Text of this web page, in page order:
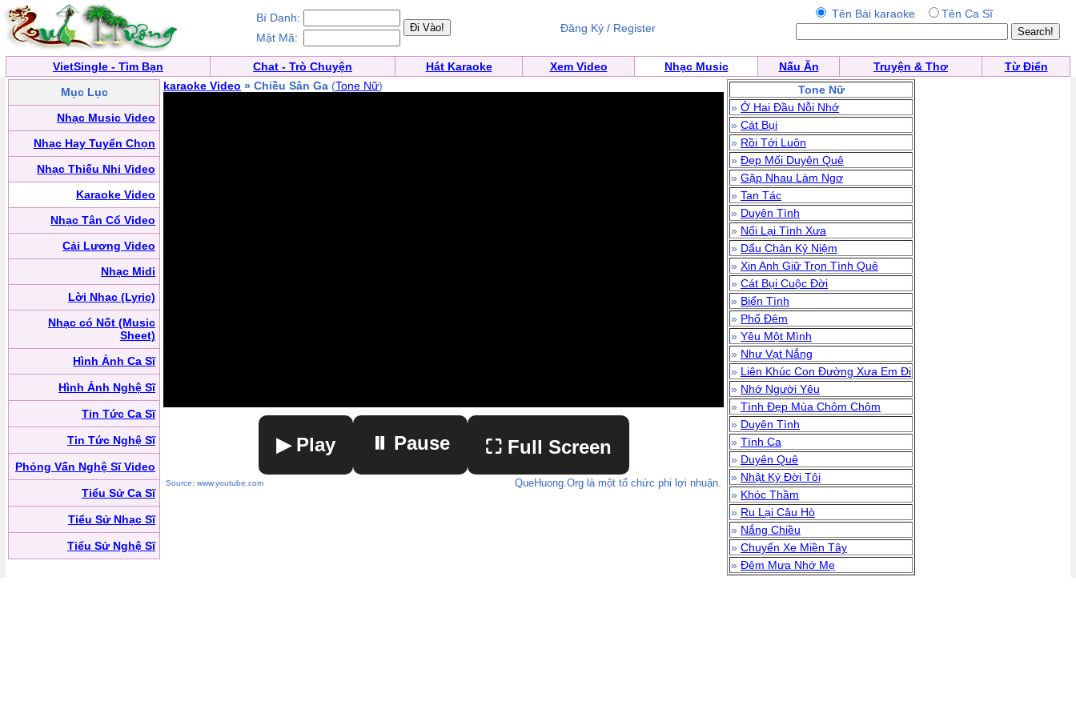
Bí Danh:
Mật Mã:
Đăng Ký / Register
Tên Bài karaoke Tên Ca Sĩ
VietSingle - Tìm Bạn Chat - Trò Chuyện Hát Karaoke Xem Video Nhạc Music Nấu Ăn Truyện & Thơ
Từ Điển
Mục Lục
Nhạc Music Video
Nhạc Hay Tuyển Chọn
Nhạc Thiếu Nhi Video
Karaoke Video
Nhạc Tân Cổ Video
Cải Lương Video
Nhạc Midi
Lời Nhạc (Lyric)
Nhạc có Nốt (Music
Sheet)
Hình Ảnh Ca Sĩ
Hình Ảnh Nghệ Sĩ
Tin Tức Ca Sĩ
Tin Tức Nghệ Sĩ
Phỏng Vấn Nghệ Sĩ Video
Tiểu Sử Ca Sĩ
Tiểu Sử Nhạc Sĩ
Tiểu Sử Nghệ Sĩ
karaoke Video » Chiều Sân Ga (Tone Nữ)
▶ Play ⏸ Pause ⛶ Full Screen
Source: www.youtube.com QueHuong.Org là một tổ chức phi lợi nhuận.
Tone Nữ
» Ở Hai Đầu Nỗi Nhớ
» Cát Bụi
» Rồi Tới Luôn
» Đẹp Mối Duyên Quê
» Gặp Nhau Làm Ngơ
» Tan Tác
» Duyên Tình
» Nối Lại Tình Xưa
» Dấu Chân Kỷ Niệm
» Xin Anh Giữ Trọn Tình Quê
» Cát Bụi Cuộc Đời
» Biển Tình
» Phố Đêm
» Yêu Một Mình
» Như Vạt Nắng
» Liên Khúc Con Đường Xưa Em Đi
» Nhớ Người Yêu
» Tình Đẹp Mùa Chôm Chôm
» Duyên Tình
» Tình Ca
» Duyên Quê
» Nhật Ký Đời Tôi
» Khóc Thầm
» Ru Lại Câu Hò
» Nắng Chiều
» Chuyến Xe Miền Tây
» Đêm Mưa Nhớ Mẹ